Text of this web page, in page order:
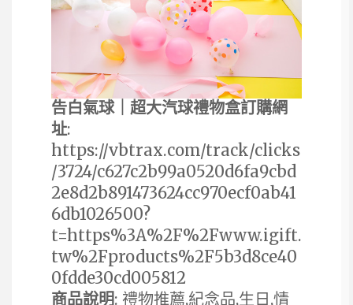
告白氣球｜超大汽球禮物盒訂購網
址:
https://vbtrax.com/track/clicks
/3724/c627c2b99a0520d6fa9cbd
2e8d2b891473624cc970ecf0ab41
6db1026500?
t=https%3A%2F%2Fwww.igift.
tw%2Fproducts%2F5b3d8ce40
0fdde30cd005812
商品說明: 禮物推薦,紀念品,生日,情